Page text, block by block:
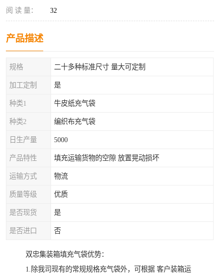
阅 读 量： 32
产品描述
规格 二十多种标准尺寸 量大可定制
加工定制 是
种类1 牛皮纸充气袋
种类2 编织布充气袋
日生产量 5000
产品特性 填充运输货物的空隙 放置晃动损坏
运输方式 物流
质量等级 优质
是否现货 是
是否进口 否
双忠集装箱填充气袋优势：
1.除我司现有的常规规格充气袋外，可根据 客户装箱运